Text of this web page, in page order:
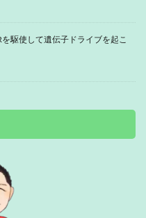
を駆使して遺伝子ドライブを起こ